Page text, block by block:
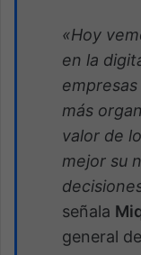
«Hoy
en la
más
valor de
mejor su
señala
general de